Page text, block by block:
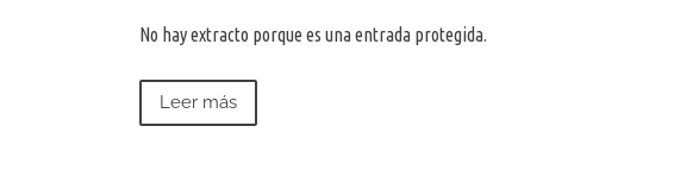
No hay extracto porque es una entrada protegida.
Leer más